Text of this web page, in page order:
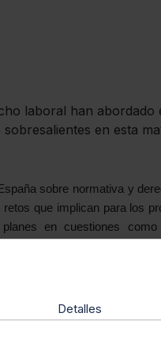
Detalles
laboral han abordado
en esta
sobre normativa y
que implican para los
en cuestiones como
obra en la que se analizan
Seguridad Social y una de